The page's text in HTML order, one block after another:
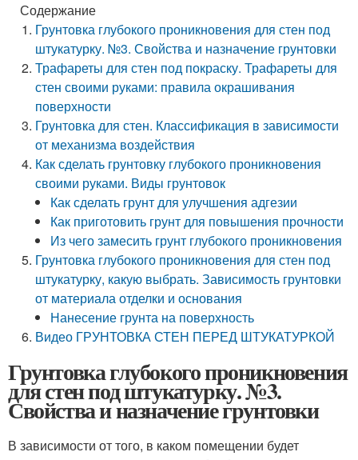
Содержание
Грунтовка глубокого проникновения для стен под
штукатурку. №3. Свойства и назначение грунтовки
Трафареты для стен под покраску. Трафареты для
стен своими руками: правила окрашивания
поверхности
Грунтовка для стен. Классификация в зависимости
от механизма воздействия
Как сделать грунтовку глубокого проникновения
своими руками. Виды грунтовок
Как сделать грунт для улучшения адгезии
Как приготовить грунт для повышения прочности
Из чего замесить грунт глубокого проникновения
Грунтовка глубокого проникновения для стен под
штукатурку, какую выбрать. Зависимость грунтовки
от материала отделки и основания
Нанесение грунта на поверхность
Видео ГРУНТОВКА СТЕН ПЕРЕД ШТУКАТУРКОЙ
Грунтовка глубокого проникновения
для стен под штукатурку. №3.
Свойства и назначение грунтовки
В зависимости от того, в каком помещении будет